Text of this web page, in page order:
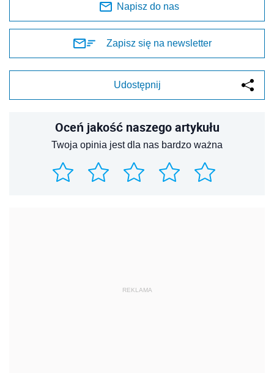
Napisz do nas
Zapisz się na newsletter
Udostępnij
Oceń jakość naszego artykułu
Twoja opinia jest dla nas bardzo ważna
REKLAMA